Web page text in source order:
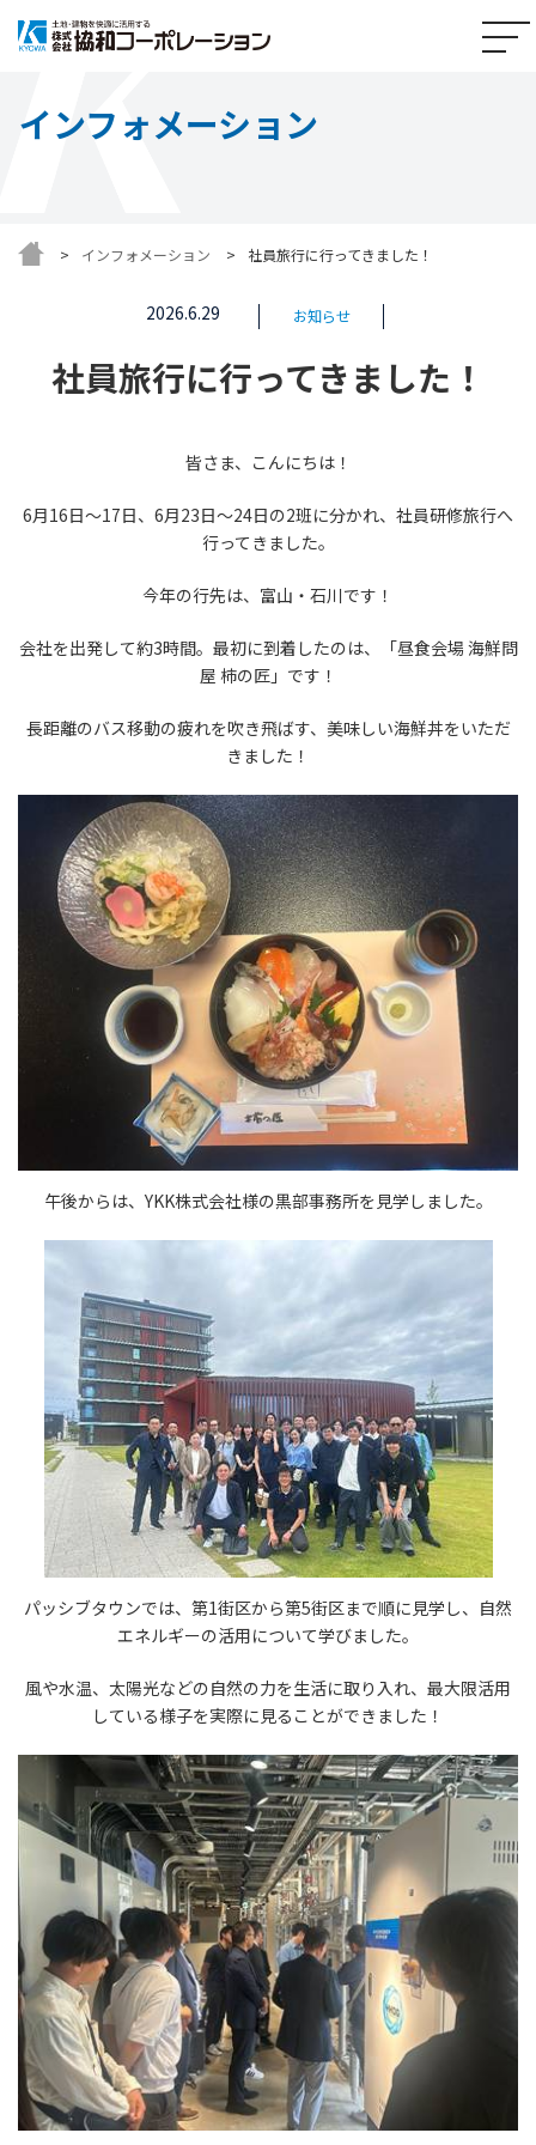
インフォメーション
インフォメーション 社員旅行に行ってきました！
2026.6.29 お知らせ
社員旅行に行ってきました！
皆さま、こんにちは！
6月16日～17日、6月23日～24日の2班に分かれ、社員研修旅行へ
行ってきました。
今年の行先は、富山・石川です！
会社を出発して約3時間。最初に到着したのは、「昼食会場 海鮮問
屋 柿の匠」です！
長距離のバス移動の疲れを吹き飛ばす、美味しい海鮮丼をいただ
きました！
午後からは、YKK株式会社様の黒部事務所を見学しました。
パッシブタウンでは、第1街区から第5街区まで順に見学し、自然
エネルギーの活用について学びました。
風や水温、太陽光などの自然の力を生活に取り入れ、最大限活用
している様子を実際に見ることができました！